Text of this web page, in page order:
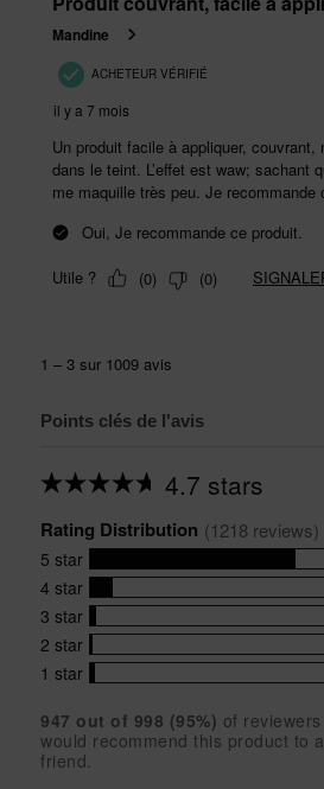
Points clés de l'avis
4.7 stars
Average
for
this
product:
4.7
out
of
5
stars
Rating Distribution (1218 reviews)
5 star
1020
reviews
with
5
star
rating.
4 star
115
reviews
with
4
rating.
3 star
38
reviews
with
star
rating.
2 star
15
reviews
2
star
rating.
1 star
30
with
1
947 out of 998 (95%) of reviewers
would recommend this product to a
friend.